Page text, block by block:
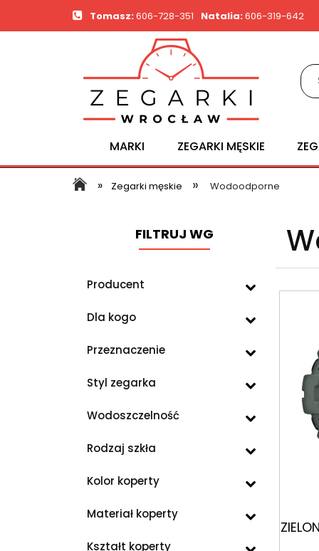
Tomasz:606-728-351 Natalia:606-319-642
MARKI ZEGARKI MĘSKIE
» Zegarki męskie » Wodoodporne
FILTRUJ WG
Producent
Dla kogo
Przeznaczenie
Styl zegarka
Wodoszczelność
Rodzaj szkła
Kolor koperty
Materiał koperty
Kształt koperty